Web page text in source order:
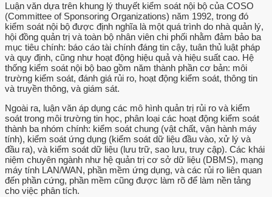
Luận văn dựa trên khung lý thuyết kiểm soát nội bộ của COSO
(Committee of Sponsoring Organizations) năm 1992, trong đó
kiểm soát nội bộ được định nghĩa là một quá trình do nhà quản lý,
hội đồng quản trị và toàn bộ nhân viên chi phối nhằm đảm bảo ba
mục tiêu chính: báo cáo tài chính đáng tin cậy, tuân thủ luật pháp
và quy định, cũng như hoạt động hiệu quả và hiệu suất cao. Hệ
thống kiểm soát nội bộ bao gồm năm thành phần cơ bản: môi
trường kiểm soát, đánh giá rủi ro, hoạt động kiểm soát, thông tin
và truyền thông, và giám sát.
Ngoài ra, luận văn áp dụng các mô hình quản trị rủi ro và kiểm
soát trong môi trường tin học, phân loại các hoạt động kiểm soát
thành ba nhóm chính: kiểm soát chung (vật chất, vận hành máy
tính), kiểm soát ứng dụng (kiểm soát dữ liệu đầu vào, xử lý và
đầu ra), và kiểm soát dữ liệu (lưu trữ, sao lưu, truy cập). Các khái
niệm chuyên ngành như hệ quản trị cơ sở dữ liệu (DBMS), mạng
máy tính LAN/WAN, phần mềm ứng dụng, và các rủi ro liên quan
đến phần cứng, phần mềm cũng được làm rõ để làm nền tảng
cho việc phân tích.